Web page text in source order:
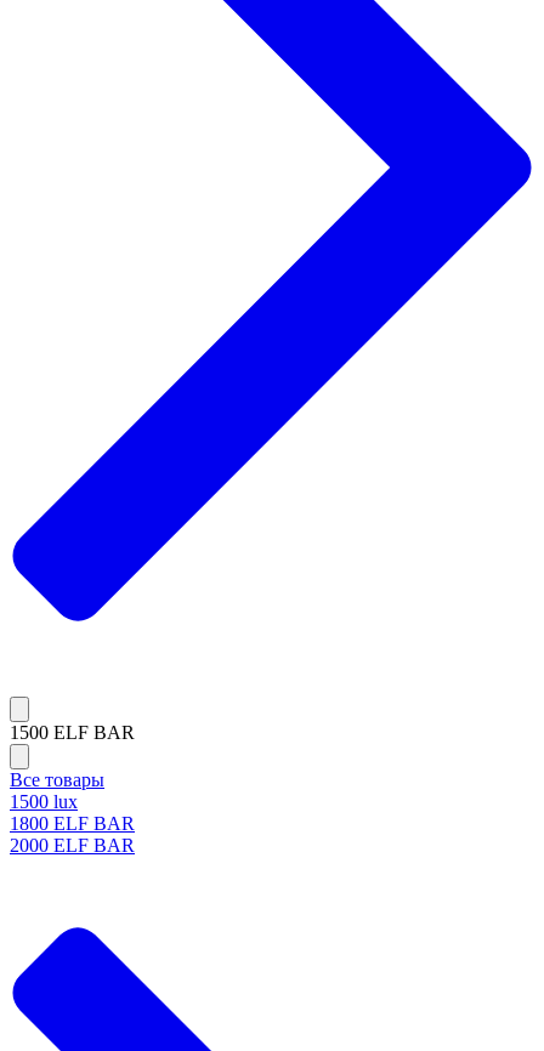
1500 ELF BAR
Все товары
1500 lux
1800 ELF BAR
2000 ELF BAR